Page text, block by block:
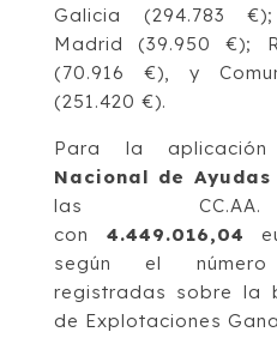
Galicia (294.783
Madrid (39.950 €);
(70.916 €), y
(251.420 €).
Para la
Nacional de
las
con 4.449.016,04
según el
registradas sobre la
de Explotaciones